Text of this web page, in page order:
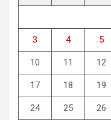
3 4 5
10 11 12
17 18 19
24 25 26